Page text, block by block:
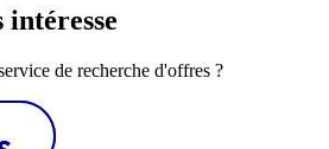
intéresse
de recherche d'offres ?